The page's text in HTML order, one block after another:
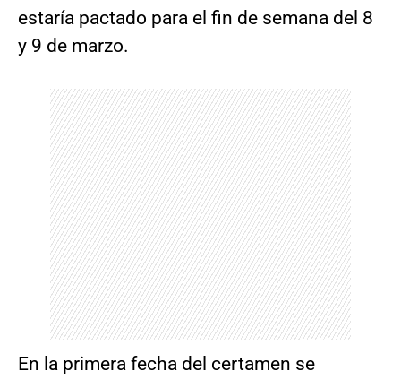
estaría pactado para el fin de semana del 8
y 9 de marzo.
En la primera fecha del certamen se